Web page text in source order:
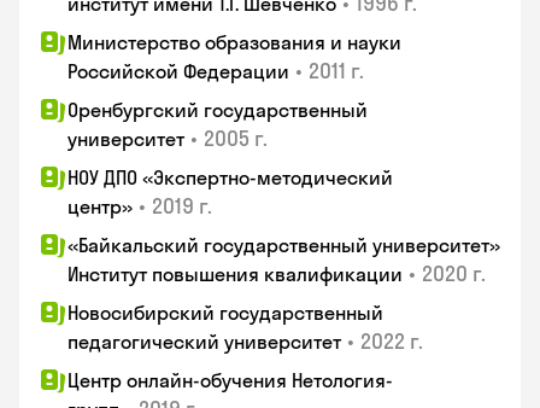
Министерство образования и науки
Российской Федерации • 2011 г.
Оренбургский государственный
университет • 2005 г.
НОУ ДПО «Экспертно-методический
центр» • 2019 г.
«Байкальский государственный университет»
Институт повышения квалификации • 2020 г.
Новосибирский государственный
педагогический университет • 2022 г.
Центр онлайн-обучения Нетология-